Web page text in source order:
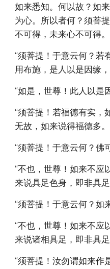
如来悉知。何以故？如
为心。所以者何？须菩
不可得，未来心不可得。
“须菩提！于意云何？若
用布施，是人以是因缘
“如是，世尊！此人以是
“须菩提！若福德有实，
无故，如来说得福德多。
“须菩提！于意云何？佛
“不也，世尊！如来不应
来说具足色身，即非具
“须菩提！于意云何？如
“不也，世尊！如来不应
来说诸相具足，即非具
“须菩提！汝勿谓如来作